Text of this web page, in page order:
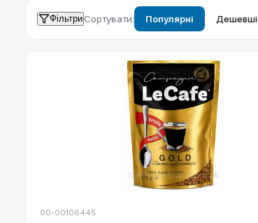
Фільтри Сортувати: Популярні Дешевші
00-00106445